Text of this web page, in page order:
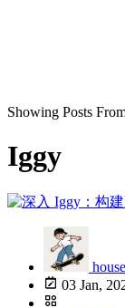
Showing Posts
Iggy
03 Jan,